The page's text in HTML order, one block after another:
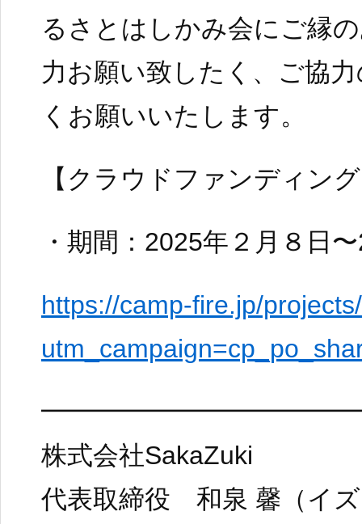
るさとはしかみ会にご縁
力お願い致したく、ご協
くお願いいたします。
【クラウドファンディン
・期間：2025年２月８日
https://camp-fire.jp/
株式会社SakaZuki
代表取締役 和泉 馨（イ